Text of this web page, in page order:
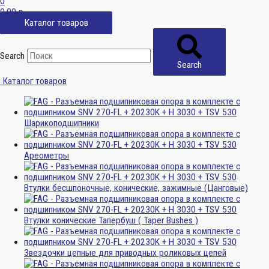
0,00р.
Каталог товаров
Search
Search
Каталог товаров
Шарикоподшипники
Ареометры
Втулки бесшпоночные, конические, зажимные (Цанговые)
Втулки конические Тапербуш ( Taper Bushes )
Звездочки цепные для приводных роликовых цепей